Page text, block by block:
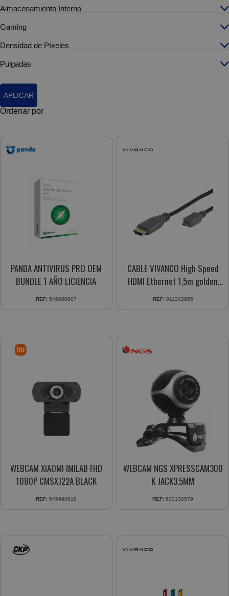
Almacenamiento Interno
Gaming
Densidad de Píxeles
Pulgadas
APLICAR
Ordenar por
PANDA ANTIVIRUS PRO OEM
BUNDLE 1 AÑO LICIENCIA
REF: 546800607
CABLE VIVANCO High Speed
HDMI Ethernet 1,5m golden
42955
REF: 011342955
WEBCAM XIAOMI IMILAB FHD
1080P CMSXJ22A BLACK
REF: 545990618
WEBCAM NGS XPRESSCAM300
K JACK3.5MM
REF: 600130579